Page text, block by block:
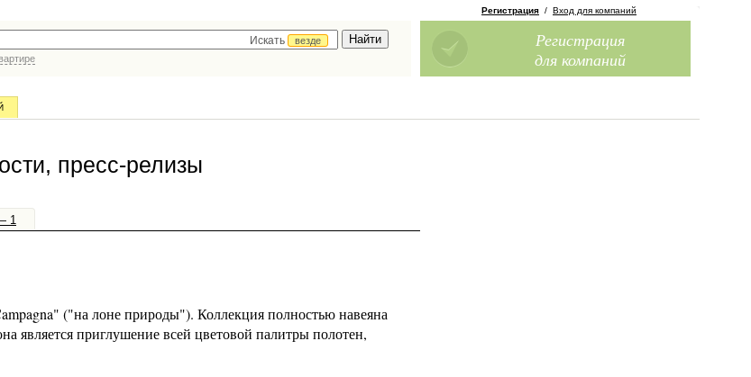
Искать
везде
Регистрация / Вход для компаний
Регистрация
для компаний
пресс-релизы
1
("на лоне природы"). Коллекция полностью навеяна
является приглушение всей цветовой палитры полотен,